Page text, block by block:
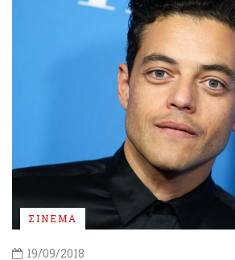
ΣΙΝΕΜΑ
19/09/2018